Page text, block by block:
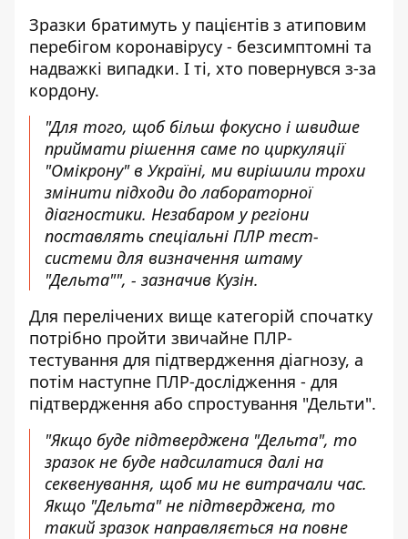
Зразки братимуть у пацієнтів з атиповим
перебігом коронавірусу - безсимптомні та
надважкі випадки. І ті, хто повернувся з-за
кордону.
"Для того, щоб більш фокусно і швидше
приймати рішення саме по циркуляції
"Омікрону" в Україні, ми вирішили трохи
змінити підходи до лабораторної
діагностики. Незабаром у регіони
поставлять спеціальні ПЛР тест-
системи для визначення штаму
"Дельта"", - зазначив Кузін.
Для перелічених вище категорій спочатку
потрібно пройти звичайне ПЛР-
тестування для підтвердження діагнозу, а
потім наступне ПЛР-дослідження - для
підтвердження або спростування "Дельти".
"Якщо буде підтверджена "Дельта", то
зразок не буде надсилатися далі на
секвенування, щоб ми не витрачали час.
Якщо "Дельта" не підтверджена, то
такий зразок направляється на повне